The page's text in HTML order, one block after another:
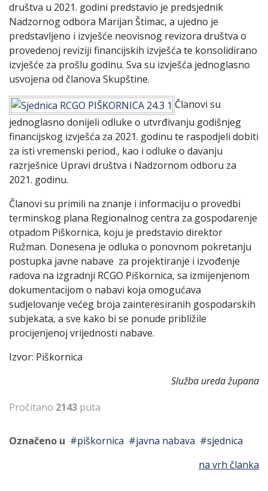
društva u 2021. godini predstavio je predsjednik
Nadzornog odbora Marijan Štimac, a ujedno je
predstavljeno i izvješće neovisnog revizora društva o
provedenoj reviziji financijskih izvješća te konsolidirano
izvješće za prošlu godinu. Sva su izvješća jednoglasno
usvojena od članova Skupštine.
Članovi su
jednoglasno donijeli odluke o utvrđivanju godišnjeg
financijskog izvješća za 2021. godinu te raspodjeli dobiti
za isti vremenski period., kao i odluke o davanju
razrješnice Upravi društva i Nadzornom odboru za
2021. godinu.
Članovi su primili na znanje i informaciju o provedbi
terminskog plana Regionalnog centra za gospodarenje
otpadom Piškornica, koju je predstavio direktor
Ružman. Donesena je odluka o ponovnom pokretanju
postupka javne nabave za projektiranje i izvođenje
radova na izgradnji RCGO Piškornica, sa izmijenjenom
dokumentacijom o nabavi koja omogućava
sudjelovanje većeg broja zainteresiranih gospodarskih
subjekata, a sve kako bi se ponude približile
procijenjenoj vrijednosti nabave.
Izvor: Piškornica
Služba ureda župana
Pročitano 2143 puta
Označeno u piškornica javna nabava
sjednica
na vrh članka